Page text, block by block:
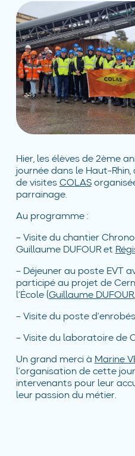
Hier, les élèves de 2ème
journée dans le Haut-Rhin,
de visites COLAS
parrainage.
Au programme :
– Visite du chantier
Guillaume DUFOUR et
– Déjeuner au poste EVT
participé au projet de
l’École (Guillaume DUFOUR,
– Visite du poste d’enrobés
– Visite du laboratoire de
Un grand merci à Marine
l’organisation de cette
intervenants pour leur
leur passion du métier.